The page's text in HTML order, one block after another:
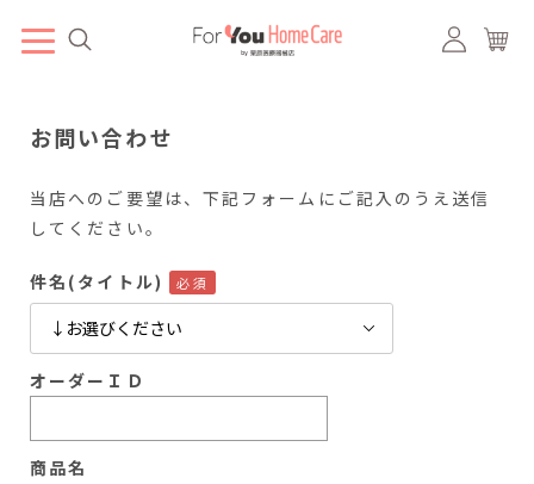
お問い合わせ
当店へのご要望は、下記フォームにご記入のうえ送信
してください。
件名(タイトル)
オーダーＩＤ
商品名